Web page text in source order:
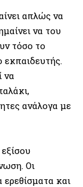
απλώς να
να του
τόσο το
να
ανάλογα με
Οι
και